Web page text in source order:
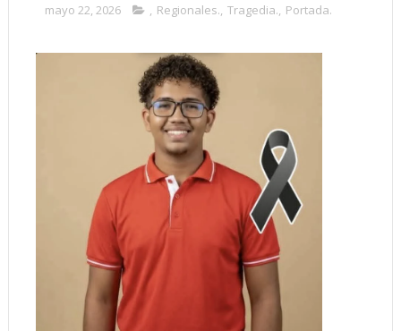
mayo 22, 2026 , Regionales., Tragedia., Portada.